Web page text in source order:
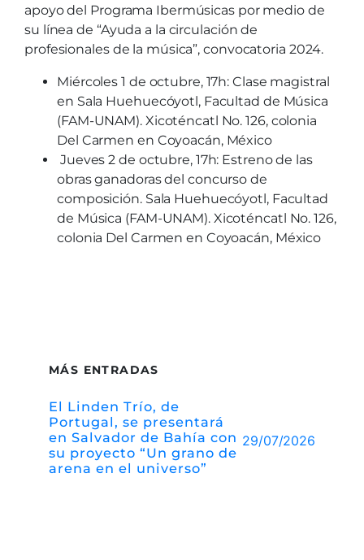
apoyo del Programa Ibermúsicas por medio de
su línea de “Ayuda a la circulación de
profesionales de la música”, convocatoria 2024.
Miércoles 1 de octubre, 17h: Clase magistral
en Sala Huehuecóyotl, Facultad de Música
(FAM-UNAM). Xicoténcatl No. 126, colonia
Del Carmen en Coyoacán, México
Jueves 2 de octubre, 17h: Estreno de las
obras ganadoras del concurso de
composición. Sala Huehuecóyotl, Facultad
de Música (FAM-UNAM). Xicoténcatl No. 126,
colonia Del Carmen en Coyoacán, México
MÁS ENTRADAS
El Linden Trío, de
Portugal, se presentará
en Salvador de Bahía con
su proyecto “Un grano de
arena en el universo”
29/07/2026